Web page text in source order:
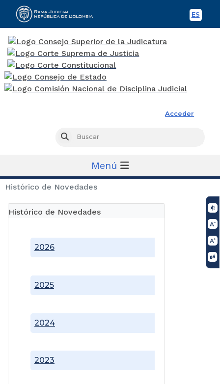
ES
Acceder
Buscar
Menú
Histórico de Novedades
Histórico de Novedades
2023
2024
2025
2026